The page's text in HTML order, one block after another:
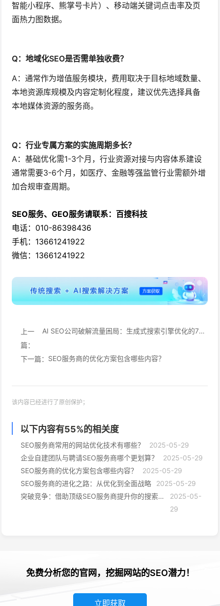
智能小程序、熊掌号卡片）、移动端关键词点击率及页
面热力图数据。
Q：地域化SEO是否需单独收费？
A：通常作为增值服务模块，费用取决于目标地域数量、
本地资源库规模及内容定制化程度，建议优先选择具备
本地媒体资源的服务商。
Q：行业专属方案的实施周期多长？
A：基础优化需1-3个月，行业资源对接与内容体系建设
通常需要3-6个月，如医疗、金融等强监管行业需额外增
加合规审查周期。
SEO服务、GEO服务请联系：百搜科技
电话：010-86398436
手机：13661241922
微信：13661241922
上一
篇：
AI SEO公司破解流量困局：生成式搜索引擎优化的7大场景化应用方案
下一篇： SEO服务商的优化方案包含哪些内容？
该内容已经进行了原创保护；
以下内容有55%的相关度
SEO服务商常用的网站优化技术有哪些？
2025-05-29
企业自建团队与聘请SEO服务商哪个更划算？
2025-05-29
SEO服务商的优化方案包含哪些内容？
2025-05-29
SEO服务商的进化之路：从优化到全面战略
2025-05-29
突破竞争：借助顶级SEO服务商提升你的搜索排名
2025-05-
29
免费分析您的官网，挖掘网站的SEO潜力！
立即获取